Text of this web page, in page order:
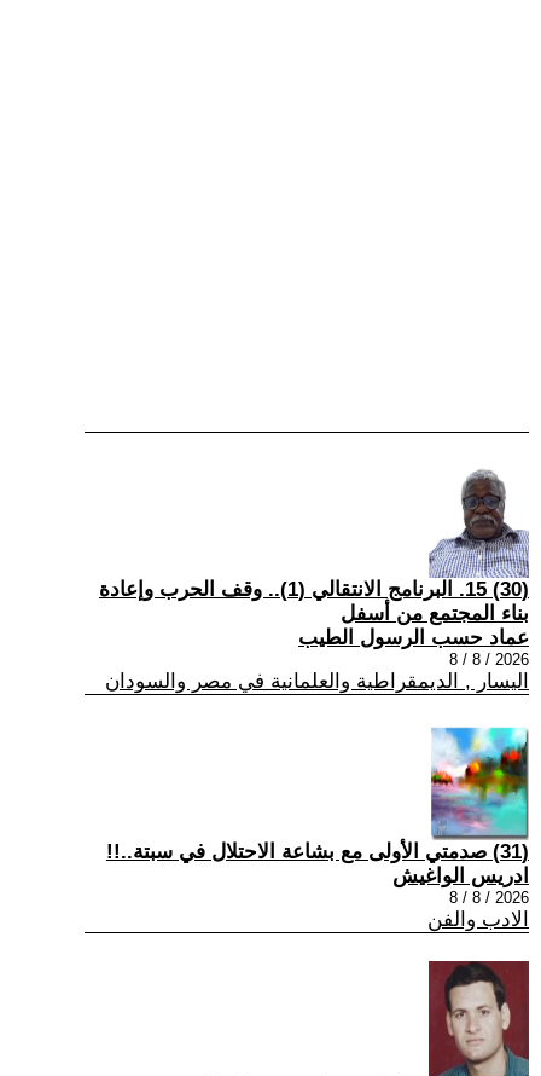
(30) 15. البرنامج الانتقالي (1).. وقف الحرب وإعادة
بناء المجتمع من أسفل
عماد حسب الرسول الطيب
2026 / 8 / 8
اليسار , الديمقراطية والعلمانية في مصر والسودان
(31) صدمتي الأولى مع بشاعة الاحتلال في سبتة..!!
ادريس الواغيش
2026 / 8 / 8
الادب والفن